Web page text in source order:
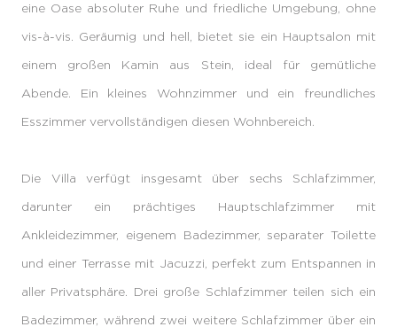
eine Oase absoluter Ruhe und friedliche Umgebung, ohne
vis-à-vis. Geräumig und hell, bietet sie ein Hauptsalon mit
einem großen Kamin aus Stein, ideal für gemütliche
Abende. Ein kleines Wohnzimmer und ein freundliches
Esszimmer vervollständigen diesen Wohnbereich.
Die Villa verfügt insgesamt über sechs Schlafzimmer,
darunter ein prächtiges Hauptschlafzimmer mit
Ankleidezimmer, eigenem Badezimmer, separater Toilette
und einer Terrasse mit Jacuzzi, perfekt zum Entspannen in
aller Privatsphäre. Drei große Schlafzimmer teilen sich ein
Badezimmer, während zwei weitere Schlafzimmer über ein